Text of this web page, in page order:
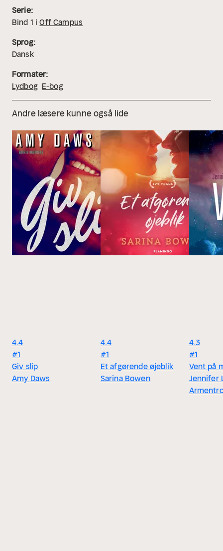
Serie:
Bind 1 iOff Campus
Sprog:
Dansk
Formater:
Lydbog E-bog
Andre læsere kunne også lide
4.4
#1
Giv slip
Amy Daws
4.4
#1
Et afgørende øjeblik
Sarina Bowen
4.3
#1
Vent på
Jennifer